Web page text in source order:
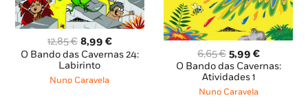
12,85€ O
preço
original
era:
8,99 €O
preço
O Bando das Cavernas 24:
Labirinto
Nuno Caravela
6,65€ O
preço
original
era:
5,99 €O
preço
O Bando das Cavernas:
Atividades 1
Nuno Caravela